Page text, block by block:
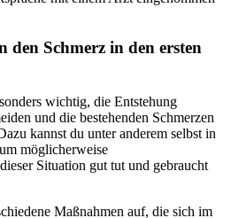
den Schmerz in den ersten
wichtig, die Entstehung
und die bestehenden Schmerzen
kannst du unter anderem selbst in
möglicherweise
Situation gut tut und gebraucht
Maßnahmen auf, die sich im